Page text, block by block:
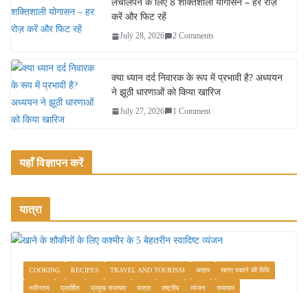
करें और फिट रहें
July 28, 2026 2 Comments
क्या ध्यान दर्द निवारक के रूप में प्रभावी है? अध्ययन
ने झूठी धारणाओं को किया खारिज
July 27, 2026 1 Comment
यहाँ विज्ञापन करें
यात्रा
COOKING RECIPES TRAVEL AND TOURISM आहार खाना पकाने की विधि
नवीनतम प्रदर्शित प्रमुख समाचार यात्रा राष्ट्रीय व्यंजन समाचार